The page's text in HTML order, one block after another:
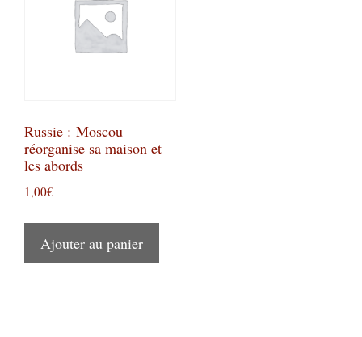
Russie : Moscou
réorganise sa maison et
les abords
1,00€
Ajouter au panier